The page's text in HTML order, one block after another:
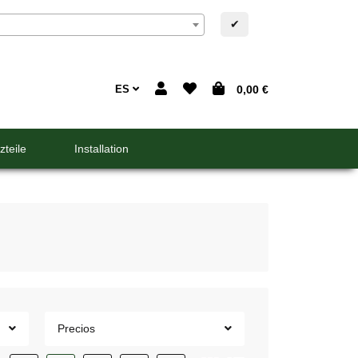
✔
ES 0,00 €
Installation
Precios